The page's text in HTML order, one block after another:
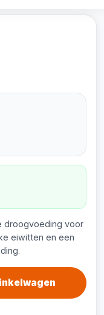
droogvoeding voor
eiwitten en een